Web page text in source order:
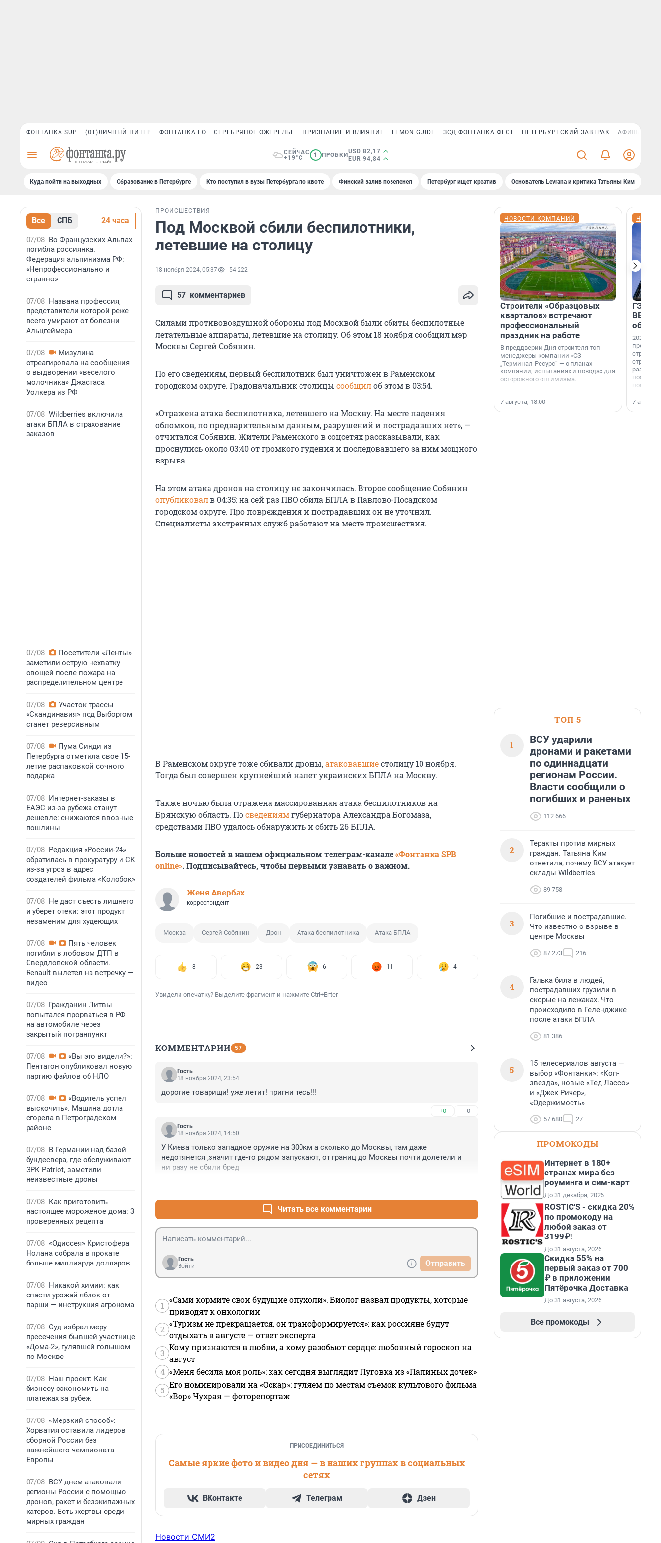
ФОНТАНКА SUP (ОТ)ЛИЧНЫЙ ПИТЕР ФОНТАНКА ГО СЕРЕБРЯНОЕ ОЖЕРЕЛЬЕ ПРИЗНАНИЕ И ВЛИЯНИЕ LEMON GUIDE ЗСД ФОНТАНКА ФЕСТ ПЕТЕРБУРГСКИЙ ЗАВТРАК АФИША PLUS
СЕЙЧАС
+19°C
1 ПРОБКИ
USD 82,17
EUR 94,84
Куда пойти на выходных Образование в Петербурге Кто поступил в вузы Петербурга по квоте Финский залив позеленел Петербург ищет креатив Основатель Levrana и критика Татьяны Ким
Все СПБ 24 часа
07/08 Во Французских Альпах
погибла россиянка.
Федерация альпинизма РФ:
«Непрофессионально и
странно»
07/08 Названа профессия,
представители которой реже
всего умирают от болезни
Альцгеймера
07/08
Мизулина
отреагировала на сообщения
о выдворении «веселого
молочника» Джастаса
Уолкера из РФ
07/08 Wildberries включила
атаки БПЛА в страхование
заказов
07/08
Посетители «Ленты»
заметили острую нехватку
овощей после пожара на
распределительном центре
07/08
Участок трассы
«Скандинавия» под Выборгом
станет реверсивным
07/08
Пума Синди из
Петербурга отметила свое 15-
летие распаковкой сочного
подарка
07/08 Интернет-заказы в
ЕАЭС из-за рубежа станут
дешевле: снижаются ввозные
пошлины
07/08 Редакция «России-24»
обратилась в прокуратуру и СК
из-за угроз в адрес
создателей фильма «Колобок»
07/08 Не даст съесть лишнего
и уберет отеки: этот продукт
незаменим для худеющих
07/08
Пять человек
погибли в лобовом ДТП в
Свердловской области.
Renault вылетел на встречку —
видео
07/08 Гражданин Литвы
попытался прорваться в РФ
на автомобиле через
закрытый погранпункт
07/08
«Вы это видели?»:
Пентагон опубликовал новую
партию файлов об НЛО
07/08
«Водитель успел
выскочить». Машина дотла
сгорела в Петроградском
районе
07/08 В Германии над базой
бундесвера, где обслуживают
ЗРК Patriot, заметили
неизвестные дроны
07/08 Как приготовить
настоящее мороженое дома: 3
проверенных рецепта
07/08 «Одиссея» Кристофера
Нолана собрала в прокате
больше миллиарда долларов
07/08 Никакой химии: как
спасти урожай яблок от
парши — инструкция агронома
07/08 Суд избрал меру
пресечения бывшей участнице
«Дома-2», гулявшей голышом
по Москве
07/08 Наш проект: Как
бизнесу сэкономить на
платежах за рубеж
07/08 «Мерзкий способ»:
Хорватия оставила лидеров
сборной России без
важнейшего чемпионата
Европы
07/08 ВСУ днем атаковали
регионы России с помощью
дронов, ракет и безэкипажных
катеров. Есть жертвы среди
мирных граждан
ПРОИСШЕСТВИЯ
Под Москвой сбили беспилотники,
летевшие на столицу
18 ноября 2024, 05:37 54 222
57 комментариев
Силами противовоздушной обороны под Москвой были сбиты беспилотные
летательные аппараты, летевшие на столицу. Об этом 18 ноября сообщил мэр
Москвы Сергей Собянин.
По его сведениям, первый беспилотник был уничтожен в Раменском
городском округе. Градоначальник столицы сообщилоб этом в 03:54.
«Отражена атака беспилотника, летевшего на Москву. На месте падения
обломков, по предварительным данным, разрушений и пострадавших нет», —
отчитался Собянин. Жители Раменского в соцсетях рассказывали, как
проснулись около 03:40 от громкого гудения и последовавшего за ним мощного
взрыва.
На этом атака дронов на столицу не закончилась. Второе сообщение Собянин
опубликовалв 04:35: на сей раз ПВО сбила БПЛА в Павлово-Посадском
городском округе. Про повреждения и пострадавших он не уточнил.
Специалисты экстренных служб работают на месте происшествия.
В Раменском округе тоже сбивали дроны,атаковавшиестолицу 10 ноября.
Тогда был совершен крупнейший налет украинских БПЛА на Москву.
Также ночью была отражена массированная атака беспилотников на
Брянскую область. Посведениямгубернатора Александра Богомаза,
средствами ПВО удалось обнаружить и сбить 26 БПЛА.
Больше новостей в нашем официальном телеграм-канале«Фонтанка SPB
online». Подписывайтесь, чтобы первыми узнавать о важном.
Женя Авербах
корреспондент
Москва Сергей Собянин Дрон Атака беспилотника Атака БПЛА
8 23 6 11 4
Увидели опечатку? Выделите фрагмент и нажмите Ctrl+Enter
КОММЕНТАРИИ 57
Гость
18 ноября 2024, 23:54
дорогие товарищи! уже летит! пригни тесь!!!
+0 –0
Гость
18 ноября 2024, 14:50
У Киева только западное оружие на 300км а сколько до Москвы, там даже
недотянется ,значит где-то рядом запускают, от границ до Москвы почти долетели и
ни разу не сбили бред
Читать все комментарии
Гость
Войти
Отправить
1
«Сами кормите свои будущие опухоли». Биолог назвал продукты, которые
приводят к онкологии
2
«Туризм не прекращается, он трансформируется»: как россияне будут
отдыхать в августе — ответ эксперта
3
Кому признаются в любви, а кому разобьют сердце: любовный гороскоп на
август
4 «Меня бесила моя роль»: как сегодня выглядит Пуговка из «Папиных дочек»
5
Его номинировали на «Оскар»: гуляем по местам съемок культового фильма
«Вор» Чухрая — фоторепортаж
ПРИСОЕДИНИТЬСЯ
Самые яркие фото и видео дня — в наших группах в социальных
сетях
ВКонтакте Телеграм Дзен
Новости СМИ2
НОВОСТИ КОМПАНИЙ
Строители «Образцовых
кварталов» встречают
профессиональный
праздник на работе
В преддверии Дня строителя топ-
менеджеры компании «СЗ
„Терминал-Ресурс“ — о планах
компании, испытаниях и поводах для
осторожного оптимизма.
7 августа, 18:00
ГЭС,
ВВП: в
об
2026-й —
раз. В
7
ТОП 5
1
ВСУ ударили
дронами и ракетами
по одиннадцати
регионам России.
Власти сообщили о
погибших и раненых
112 666
2
Теракты против мирных
граждан. Татьяна Ким
ответила, почему ВСУ атакует
склады Wildberries
89 758
3
Погибшие и пострадавшие.
Что известно о взрыве в
центре Москвы
87 273 216
4
Галька била в людей,
пострадавших грузили в
скорые на лежаках. Что
происходило в Геленджике
после атаки БПЛА
81 386
5
15 телесериалов августа —
выбор «Фонтанки»: «Коп-
звезда», новые «Тед Лассо»
и «Джек Ричер»,
«Одержимость»
57 680 27
ПРОМОКОДЫ
Интернет в 180+
странах мира без
роуминга и сим-карт
До 31 декабря, 2026
ROSTIC'S - скидка 20%
по промокоду на
любой заказ от
3199₽!
До 31 августа, 2026
Скидка 55% на
первый заказ от 700
₽ в приложении
Пятёрочка Доставка
До 31 августа, 2026
Все промокоды